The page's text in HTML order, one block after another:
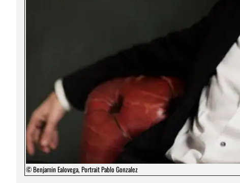
© Benjamin Ealovega, Portrait Pablo Gonzalez